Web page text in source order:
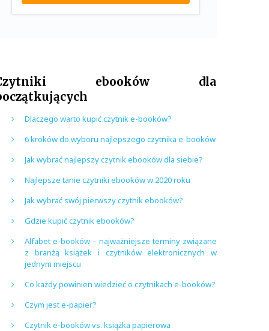
ebooków dla
Dlaczego warto kupić czytnik e-booków?
6 kroków do wyboru najlepszego czytnika e-booków
Jak wybrać najlepszy czytnik ebooków dla siebie?
Najlepsze tanie czytniki ebooków w 2020 roku
Jak wybrać swój pierwszy czytnik ebooków?
Gdzie kupić czytnik ebooków?
Alfabet e-booków – najważniejsze terminy związane
z branżą książek i czytników elektronicznych w
jednym miejscu
Co każdy powinien wiedzieć o czytnikach e-booków?
Czym jest e-papier?
Czytnik e-booków vs. książka papierowa